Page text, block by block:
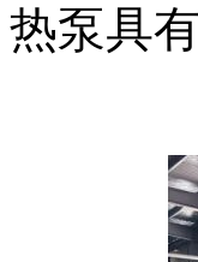
热泵具